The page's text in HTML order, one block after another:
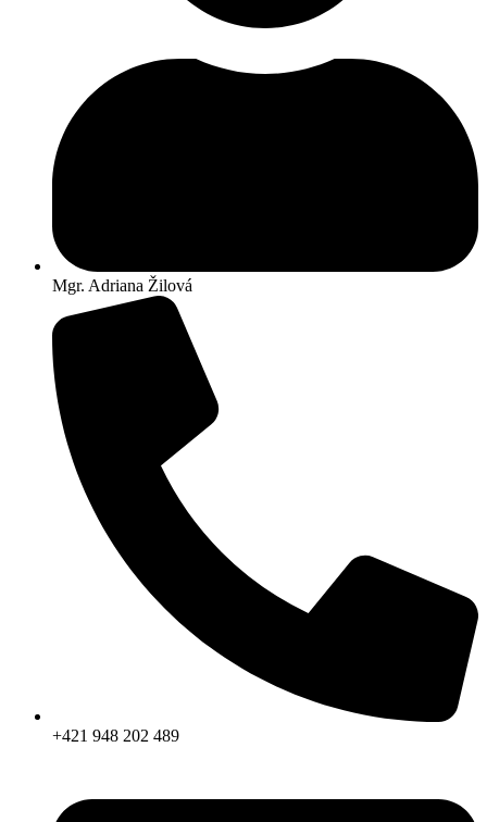
Mgr. Adriana Žilová
+421 948 202 489